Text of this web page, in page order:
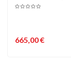
665,00 €